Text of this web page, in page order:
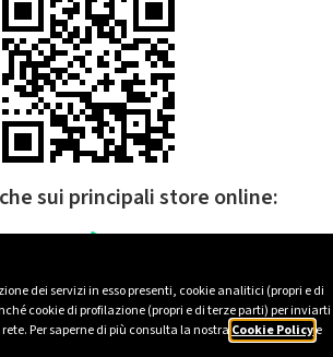
dei servizi in esso presenti, cookie analitici (propri e di
cookie di profilazione (propri e di terze parti) per inviarti
Per saperne di più consulta la nostra Cookie Policye
sui principali store online: